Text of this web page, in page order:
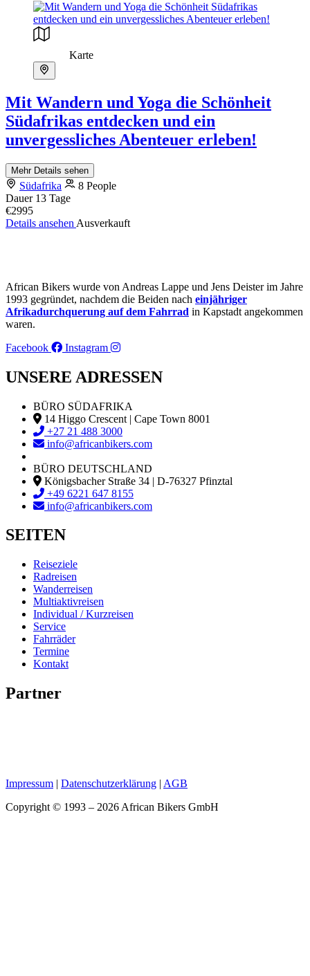
Karte
Mit Wandern und Yoga die Schönheit
Südafrikas entdecken und ein
unvergessliches Abenteuer erleben!
Mehr Details sehen
Südafrika
8 People
Dauer 13 Tage
€2995
Details ansehen Ausverkauft
African Bikers wurde von Andreas Lappe und Jens Deister im Jahre
1993 gegründet, nachdem die Beiden nach einjähriger
Afrikadurchquerung auf dem Fahrrad in Kapstadt angekommen
waren.
Facebook
Instagram
UNSERE ADRESSEN
BÜRO SÜDAFRIKA
14 Higgo Crescent | Cape Town 8001
+27 21 488 3000
info@africanbikers.com
BÜRO DEUTSCHLAND
Königsbacher Straße 34 | D-76327 Pfinztal
+49 6221 647 8155
info@africanbikers.com
SEITEN
Reiseziele
Radreisen
Wanderreisen
Multiaktivreisen
Individual / Kurzreisen
Service
Fahrräder
Termine
Kontakt
Partner
Impressum | Datenschutzerklärung | AGB
Copyright © 1993 – 2026 African Bikers GmbH